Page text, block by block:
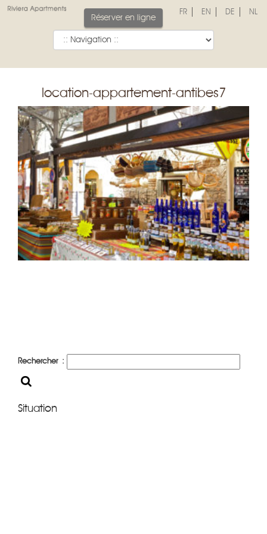
FR EN DE NL
Réserver en ligne
location-appartement-antibes7
Rechercher :
Situation